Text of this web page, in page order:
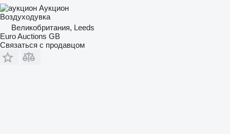
Аукцион
Воздуходувка
Великобритания, Leeds
Euro Auctions GB
Связаться с продавцом